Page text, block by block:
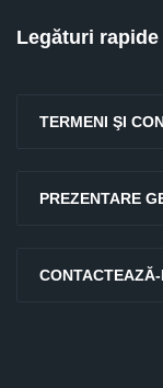
Legături rapide
TERMENI ŞI
PREZENTARE
CONTACTEAZĂ-